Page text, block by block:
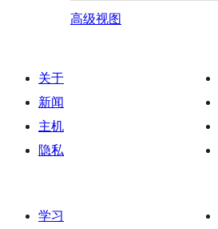
高级视图
关于
新闻
主机
隐私
学习